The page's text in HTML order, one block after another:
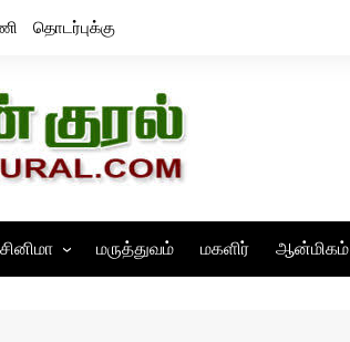
தொடர்புக்கு
சினிமா மருத்துவம் மகளிர் ஆன்மிகம்